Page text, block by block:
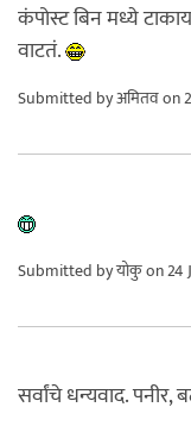
कंपोस्ट बिन मध्ये
वाटतं.
Submitted byअमितवon
Submitted byयोकुon 24
सर्वांचे धन्यवाद. पनीर,